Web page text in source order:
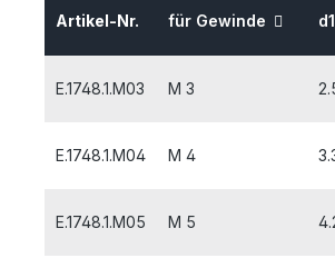
Artikel-Nr. für Gewinde d1
E.1748.1.M03 M 3
E.1748.1.M04 M 4
E.1748.1.M05 M 5